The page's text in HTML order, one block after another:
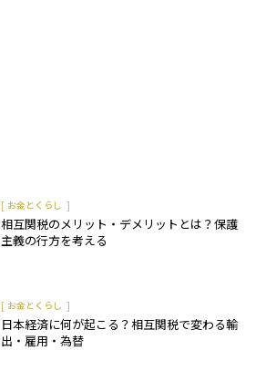
[ お金とくらし ]
相互関税のメリット・デメリットとは？保護
主義の行方を考える
[ お金とくらし ]
日本経済に何が起こる？相互関税で変わる輸
出・雇用・為替